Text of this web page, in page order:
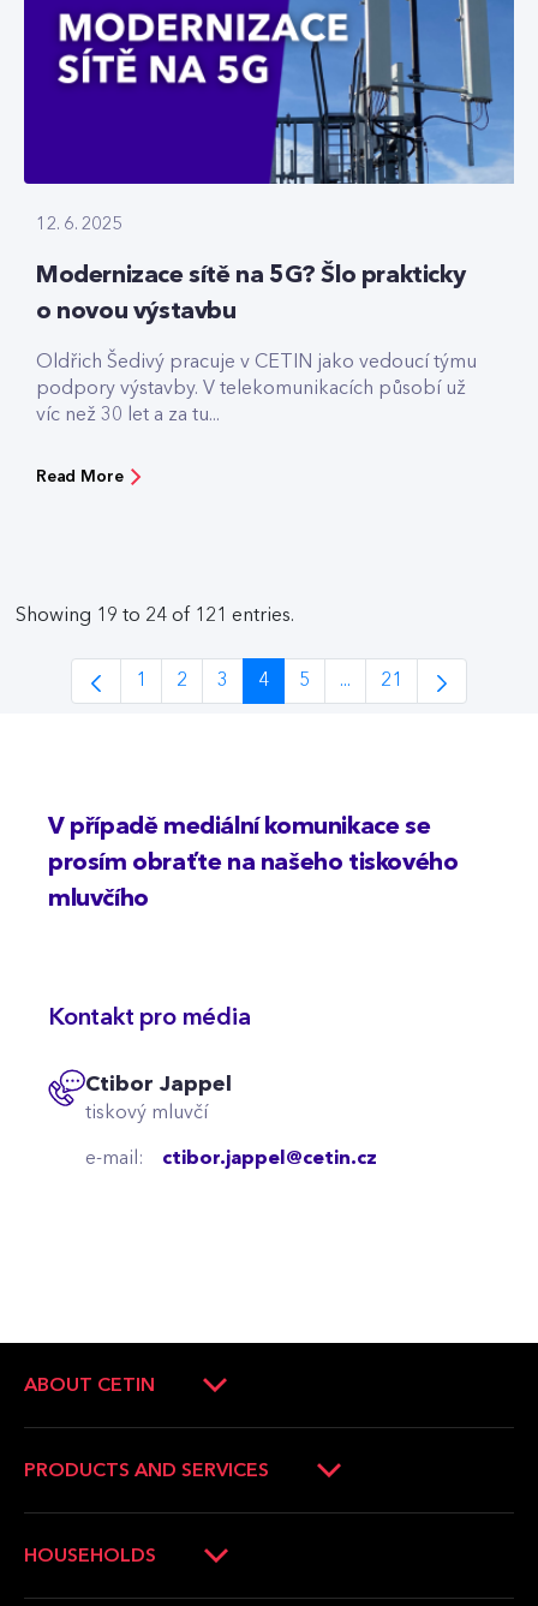
12. 6. 2025
Modernizace sítě na 5G? Šlo prakticky
o novou výstavbu
Oldřich Šedivý pracuje v CETIN jako vedoucí týmu
podpory výstavby. V telekomunikacích působí už
víc než 30 let a za tu...
Read More
Showing 19 to 24 of 121 entries.
Page
1
Page
2
Page
3
Page
4
Page
5 ...
Intermediate Pages
Page
21
V případě mediální komunikace se
prosím obraťte na našeho tiskového
mluvčího
Kontakt pro média
Ctibor Jappel
tiskový mluvčí
e-mail: ctibor.jappel@cetin.cz
ABOUT CETIN
PRODUCTS AND SERVICES
HOUSEHOLDS